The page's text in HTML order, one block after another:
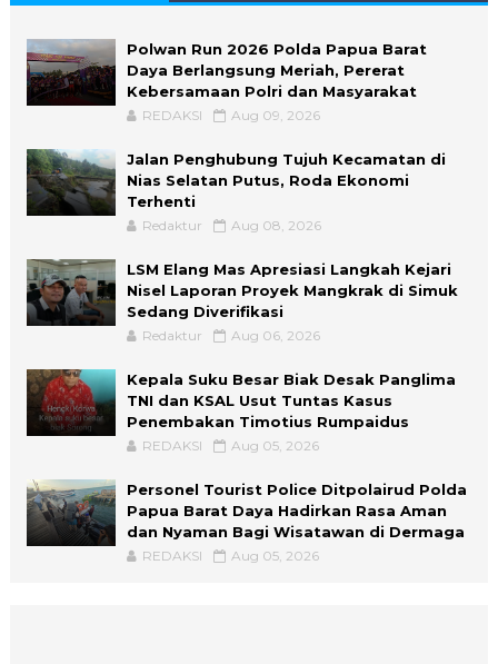
Polwan Run 2026 Polda Papua Barat
Daya Berlangsung Meriah, Pererat
Kebersamaan Polri dan Masyarakat
REDAKSI Aug 09, 2026
Jalan Penghubung Tujuh Kecamatan di
Nias Selatan Putus, Roda Ekonomi
Terhenti
Redaktur Aug 08, 2026
LSM Elang Mas Apresiasi Langkah Kejari
Nisel Laporan Proyek Mangkrak di Simuk
Sedang Diverifikasi
Redaktur Aug 06, 2026
Kepala Suku Besar Biak Desak Panglima
TNI dan KSAL Usut Tuntas Kasus
Penembakan Timotius Rumpaidus
REDAKSI Aug 05, 2026
Personel Tourist Police Ditpolairud Polda
Papua Barat Daya Hadirkan Rasa Aman
dan Nyaman Bagi Wisatawan di Dermaga
REDAKSI Aug 05, 2026